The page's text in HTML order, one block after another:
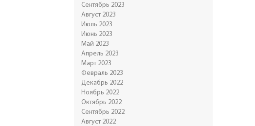
Сентябрь 2023
Август 2023
Июль 2023
Июнь 2023
Май 2023
Апрель 2023
Март 2023
Февраль 2023
Декабрь 2022
Ноябрь 2022
Октябрь 2022
Сентябрь 2022
Август 2022